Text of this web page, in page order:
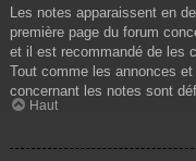
Les notes apparaissent en
première page du forum
et il est recommandé de les
Tout comme les annonces
concernant les notes sont
Haut